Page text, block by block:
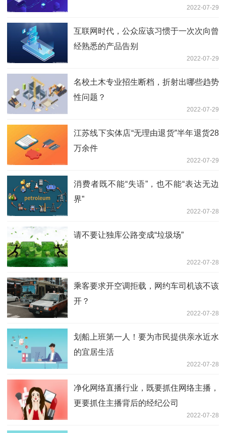
2022-07-29
互联网时代，公众应该习惯于一次次向曾
经熟悉的产品告别
2022-07-29
名校土木专业招生断档，折射出哪些趋势
性问题？
2022-07-29
江苏线下实体店“无理由退货”半年退货28
万余件
2022-07-29
消费者既不能“失语”，也不能“表达无边
界”
2022-07-28
请不要让独库公路变成“垃圾场”
2022-07-28
乘客要求开空调拒载，网约车司机该不该
开？
2022-07-28
划船上班第一人！要为市民提供亲水近水
的宜居生活
2022-07-28
净化网络直播行业，既要抓住网络主播，
更要抓住主播背后的经纪公司
2022-07-28